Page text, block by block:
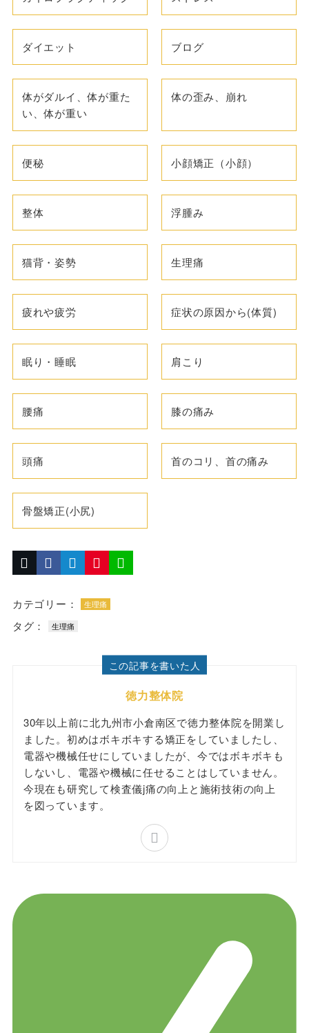
ダイエット ブログ
体がダルイ、体が重た
い、体が重い
体の歪み、崩れ
便秘 小顔矯正（小顔）
整体 浮腫み
猫背・姿勢 生理痛
疲れや疲労 症状の原因から(体質)
眠り・睡眠 肩こり
腰痛 膝の痛み
頭痛 首のコリ、首の痛み
骨盤矯正(小尻)
カテゴリー： 生理痛
タグ： 生理痛
この記事を書いた人
徳力整体院
30年以上前に北九州市小倉南区で徳力整体院を開業し
ました。初めはボキボキする矯正をしていましたし、
電器や機械任せにしていましたが、今ではボキボキも
しないし、電器や機械に任せることはしていません。
今現在も研究して検査儀j痛の向上と施術技術の向上
を図っています。